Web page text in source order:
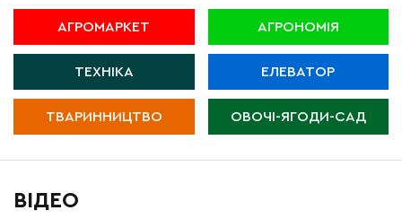
АГРОМАРКЕТ АГРОНОМІЯ
ТЕХНІКА ЕЛЕВАТОР
ТВАРИННИЦТВО ОВОЧІ-ЯГОДИ-САД
ВІДЕО